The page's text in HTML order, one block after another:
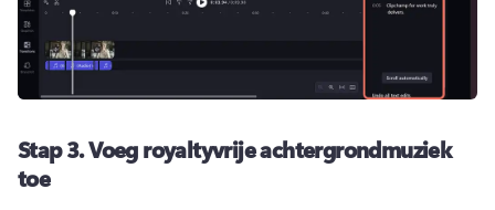
Stap 3.Voeg royaltyvrije achtergrondmuziek
toe